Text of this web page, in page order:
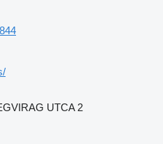
UTCA 2